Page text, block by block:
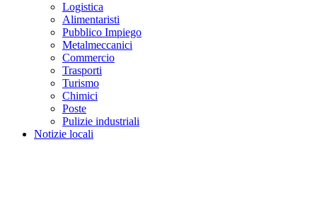
Logistica
Alimentaristi
Pubblico Impiego
Metalmeccanici
Commercio
Trasporti
Turismo
Chimici
Poste
Pulizie industriali
Notizie locali